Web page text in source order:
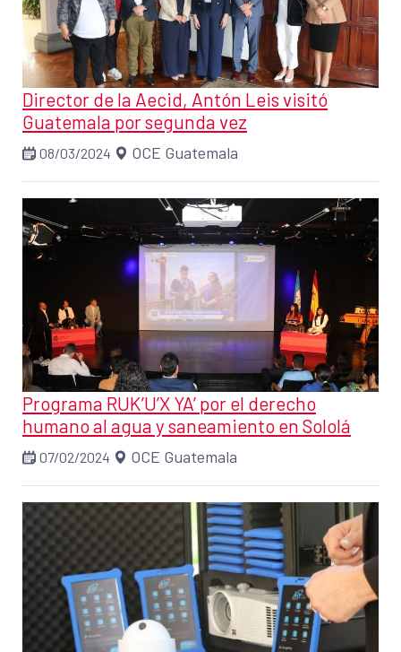
Director de la Aecid, Antón Leis visitó
Guatemala por segunda vez
08/03/2024 OCE Guatemala
Programa RUK’U’X YA’ por el derecho
humano al agua y saneamiento en Sololá
07/02/2024 OCE Guatemala